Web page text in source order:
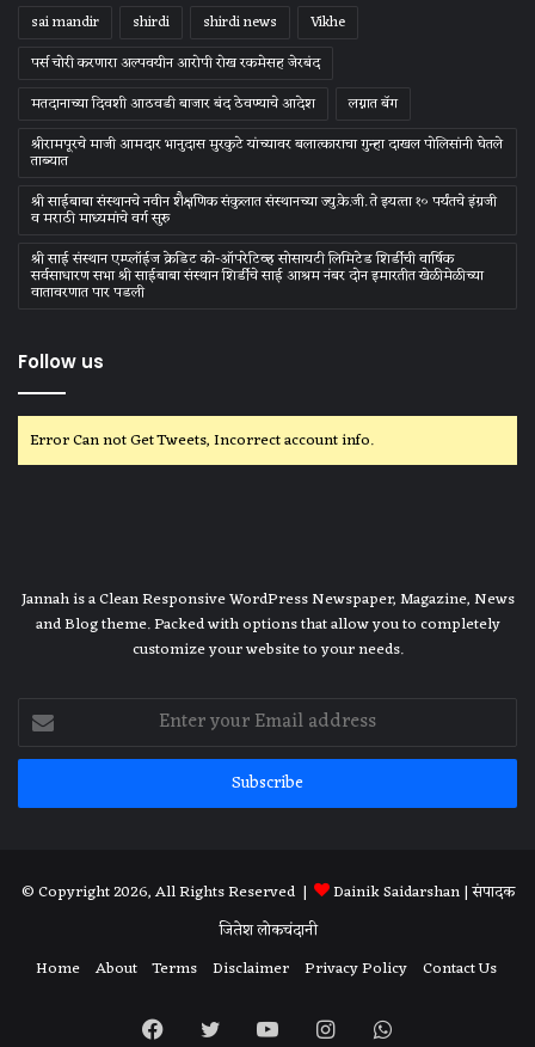
sai mandir
shirdi shirdi news
Vikhe
पर्स चोरी करणारा अल्पवयीन आरोपी रोख रकमेसह जेरबंद
मतदानाच्या दिवशी आठवडी बाजार बंद ठेवण्याचे आदेश
लग्नात बॅग
श्रीरामपूरचे माजी आमदार भानुदास मुरकुटे यांच्यावर बलात्काराचा गुन्हा दाखल पोलिसांनी घेतले
ताब्यात
श्री साईबाबा संस्‍थानचे नवीन शैक्षणिक संकुलात संस्‍थानच्‍या ज्‍यु.के.जी. ते इयत्‍ता १० पर्यंतचे इंग्रजी
व मराठी माध्‍यमांचे वर्ग सुरु
श्री साई संस्थान एम्प्लॉईज क्रेडिट को-ऑपरेटिव्ह सोसायटी लिमिटेड शिर्डीची वार्षिक
सर्वसाधारण सभा श्री साईबाबा संस्थान शिर्डीचे साई आश्रम नंबर दोन इमारतीत खेळीमेळीच्या
वातावरणात पार पडली
Follow us
Error Can not Get Tweets, Incorrect account info.
Jannah is a Clean Responsive WordPress Newspaper, Magazine, News
and Blog theme. Packed with options that allow you to completely
customize your website to your needs.
Enter
your
Email
© Copyright 2026, All Rights Reserved | Dainik Saidarshan| संपादक
जितेश लोकचंदानी
Home About Terms Disclaimer Privacy Policy Contact Us
FacebookTwitterYouTubeInstagramWhatsApp